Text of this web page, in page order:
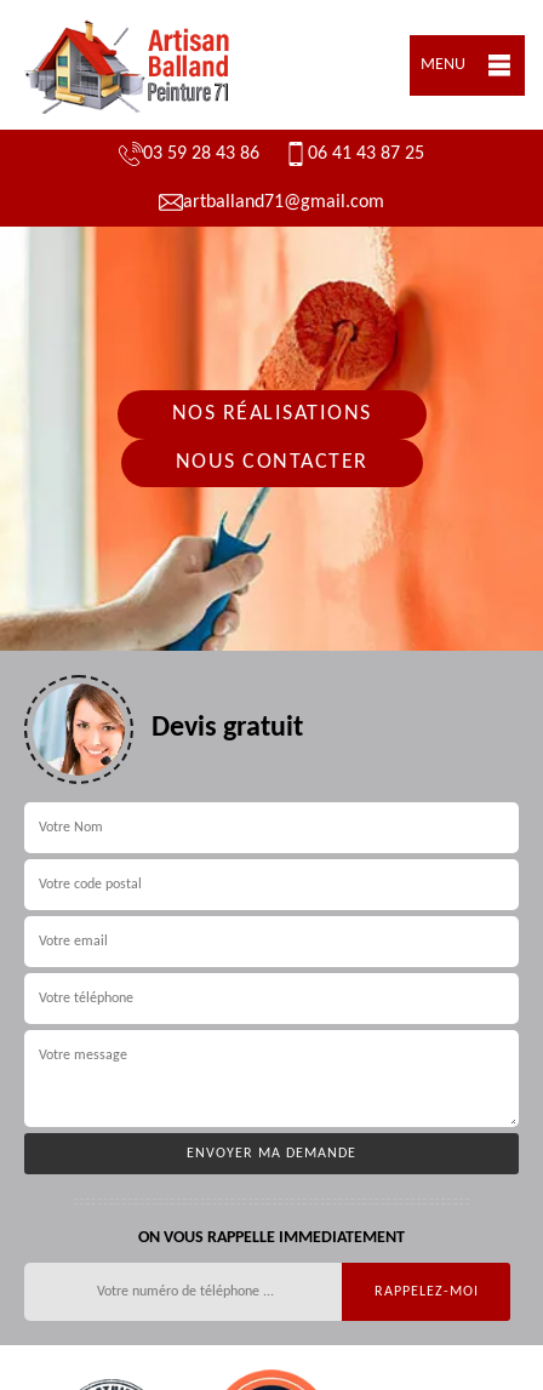
MENU
03 59 28 43 86 06 41 43 87 25
artballand71@gmail.com
NOS RÉALISATIONS
NOUS CONTACTER
Devis gratuit
ON VOUS RAPPELLE IMMEDIATEMENT